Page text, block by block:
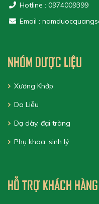
Hotline : 0974009399
Email :
NHÓM DƯỢC LIỆU
Xương Khớp
Da Liễu
Dạ dày, đại tràng
Phụ khoa, sinh lý
HỖ TRỢ KHÁCH HÀNG